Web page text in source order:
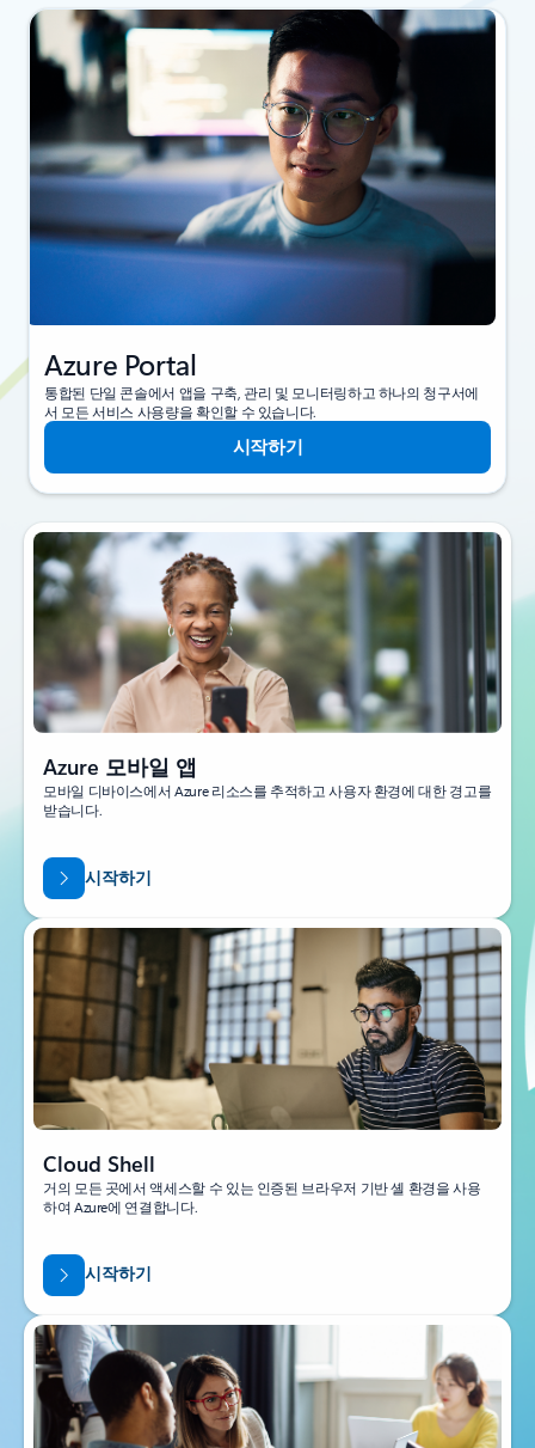
Azure Portal
통합된 단일 콘솔에서 앱을 구축, 관리 및 모니터링하고 하나의 청구서에
서 모든 서비스 사용량을 확인할 수 있습니다.
시작하기
Azure 모바일 앱
모바일 디바이스에서 Azure 리소스를 추적하고 사용자 환경에 대한 경고를
받습니다.
시작하기
Cloud Shell
거의 모든 곳에서 액세스할 수 있는 인증된 브라우저 기반 셸 환경을 사용
하여 Azure에 연결합니다.
시작하기